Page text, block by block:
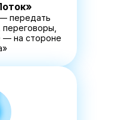
передать
— на стороне